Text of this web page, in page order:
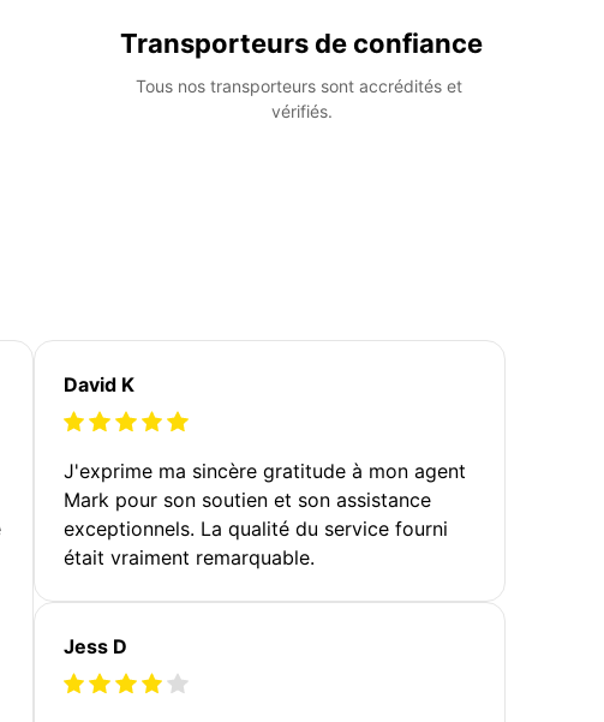
Transporteurs de confiance
Tous nos transporteurs sont accrédités et
vérifiés.
David K
J'exprime ma sincère gratitude à mon agent
Mark pour son soutien et son assistance
exceptionnels. La qualité du service fourni
était vraiment remarquable.
Jess D